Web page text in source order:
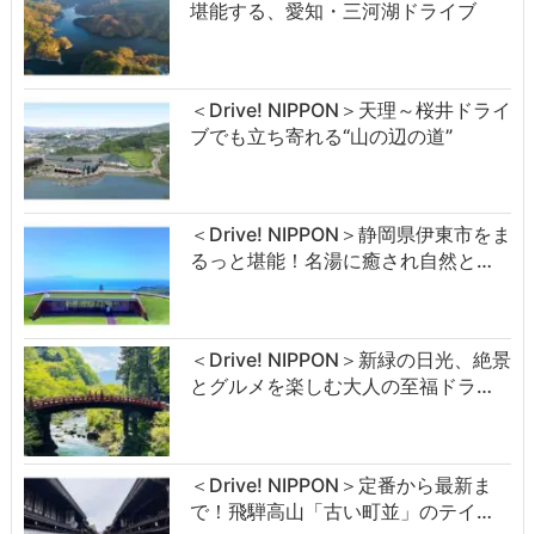
堪能する、愛知・三河湖ドライブ
＜Drive! NIPPON＞天理～桜井ドライ
ブでも立ち寄れる“山の辺の道”
＜Drive! NIPPON＞静岡県伊東市をま
るっと堪能！名湯に癒され自然と…
＜Drive! NIPPON＞新緑の日光、絶景
とグルメを楽しむ大人の至福ドラ…
＜Drive! NIPPON＞定番から最新ま
で！飛騨高山「古い町並」のテイ…